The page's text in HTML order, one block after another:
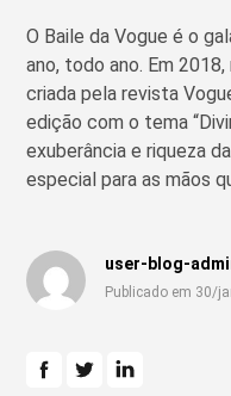
O Baile da Vogue é o
ano, todo ano. Em
criada pela revista
edição com o tema
exuberância e riqueza
especial para as mãos
user-blog-
Publicado em 30/